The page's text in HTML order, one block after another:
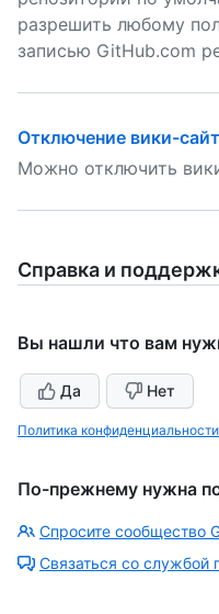
разрешить любому
записью GitHub.com
Отключение вики-
Можно отключить
Справка и
Вы нашли что вам
Да Нет
Политика конфиденциальности
По-прежнему нужна
Спросите сообщество
Связаться со службой